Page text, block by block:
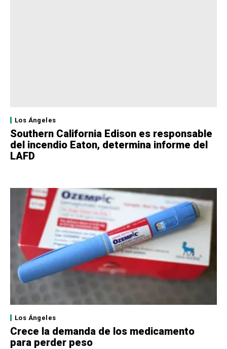
Los Ángeles
Southern California Edison es responsable
del incendio Eaton, determina informe del
LAFD
Los Ángeles
Crece la demanda de los medicamento
para perder peso